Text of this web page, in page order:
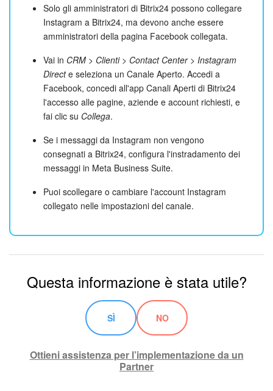
Solo gli amministratori di Bitrix24 possono collegare
Instagram a Bitrix24, ma devono anche essere
amministratori della pagina Facebook collegata.
Vai in CRM > Clienti > Contact Center > Instagram
Directe seleziona un Canale Aperto. Accedi a
Facebook, concedi all'app Canali Aperti di Bitrix24
l'accesso alle pagine, aziende e account richiesti, e
fai clic su Collega.
Se i messaggi da Instagram non vengono
consegnati a Bitrix24, configura l'instradamento dei
messaggi in Meta Business Suite.
Puoi scollegare o cambiare l'account Instagram
collegato nelle impostazioni del canale.
Questa informazione è stata utile?
SÌ NO
Ottieni assistenza per l’implementazione da un
Partner